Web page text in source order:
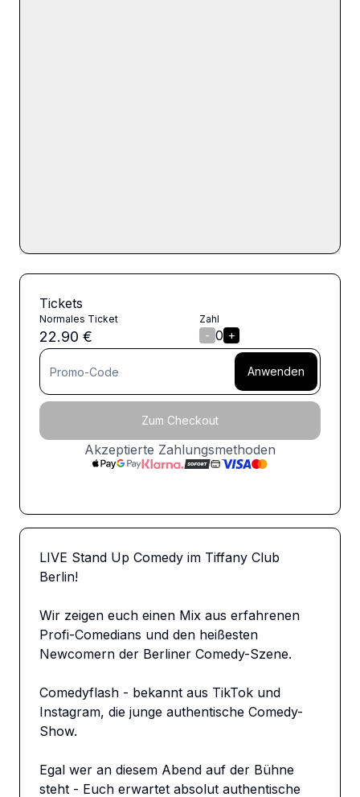
Tickets
Normales Ticket
22.90 €
Zahl
- 0 +
Anwenden
Zum Checkout
Akzeptierte Zahlungsmethoden
LIVE Stand Up Comedy im Tiffany Club
Berlin!
Wir zeigen euch einen Mix aus erfahrenen
Profi-Comedians und den heißesten
Newcomern der Berliner Comedy-Szene.
Comedyflash - bekannt aus TikTok und
Instagram, die junge authentische Comedy-
Show.
Egal wer an diesem Abend auf der Bühne
steht - Euch erwartet absolut authentische